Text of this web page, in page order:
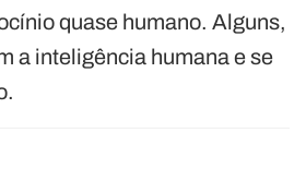
quase humano. Alguns,
a inteligência humana e se